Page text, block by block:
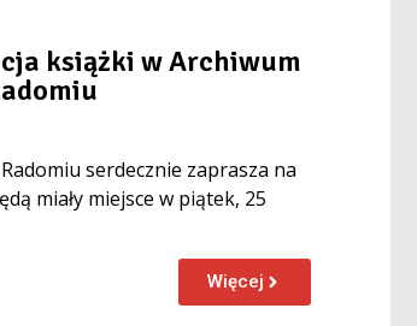
książki w Archiwum
serdecznie zaprasza na
miały miejsce w piątek, 25
Więcej